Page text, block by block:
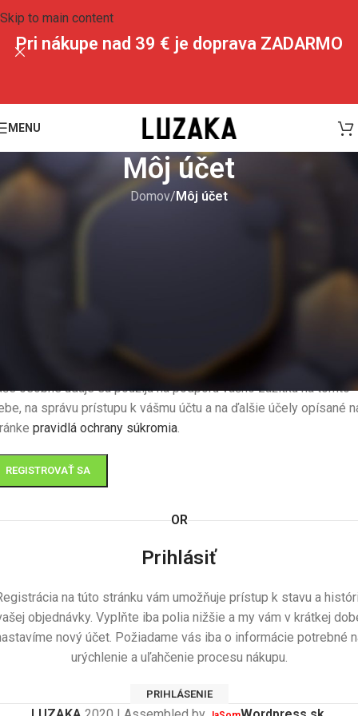
Skip to main content
Pri nákupe nad 39 € je doprava ZADARMO
MENU
Môj účet
Domov/Môj účet
sa
osobné údaje sa použijú na podporu vášho zážitku na tomto
na správu prístupu k vášmu účtu a na ďalšie účely opísané
pravidlá ochrany súkromia.
REGISTROVAŤ SA
OR
Prihlásiť
na túto stránku vám umožňuje prístup k stavu a
objednávky. Vyplňte iba polia nižšie a my vám v krátkej
nový účet. Požiadame vás iba o informácie potrebné
urýchlenie a uľahčenie procesu nákupu.
PRIHLÁSENIE